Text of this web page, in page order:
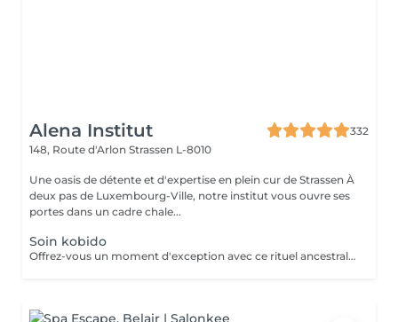
Alena Institut
332
148, Route d'Arlon Strassen L-8010
Une oasis de détente et d'expertise en plein cur de Strassen À
deux pas de Luxembourg-Ville, notre institut vous ouvre ses
portes dans un cadre chale...
Soin kobido
Offrez-vous un moment d'exception avec ce rituel ancestral japonais. Le Kobido stimule la circulation, tonifie les muscles du visage et apporte un éclat naturel immédiat. Grâce à des manuvres précises et profondes, il détend les tensions, lisse les traits et procure une sensation de légèreté et de bien-être. Un soin complet qui illumine le visage tout en apaisant l'esprit.